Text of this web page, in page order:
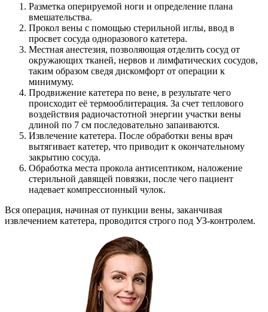
Разметка оперируемой ноги и определение плана
вмешательства.
Прокол вены с помощью стерильной иглы, ввод в
просвет сосуда одноразового катетера.
Местная анестезия, позволяющая отделить сосуд от
окружающих тканей, нервов и лимфатических сосудов,
таким образом сведя дискомфорт от операции к
минимуму.
Продвижение катетера по вене, в результате чего
происходит её термооблитерация. За счет теплового
воздействия радиочастотной энергии участки вены
длиной по 7 см последовательно запаиваются.
Извлечение катетера. После обработки вены врач
вытягивает катетер, что приводит к окончательному
закрытию сосуда.
Обработка места прокола антисептиком, наложение
стерильной давящей повязки, после чего пациент
надевает компрессионный чулок.
Вся операция, начиная от пункции вены, заканчивая
извлечением катетера, проводится строго под УЗ-контролем.